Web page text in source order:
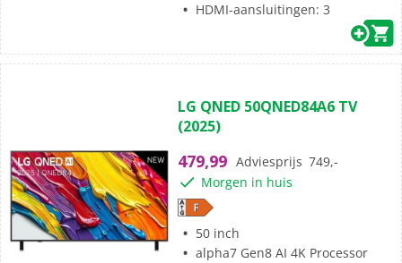
HDMI-aansluitingen: 3
van
de
sterren.
LG QNED 50QNED84A6 TV
(2025)
479,99 Adviesprijs 749,-
Morgen in huis
50 inch
alpha7 Gen8 AI 4K Processor